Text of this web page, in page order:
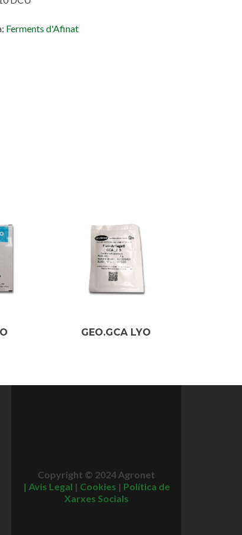
Ferments d'Afinat
GEO.GCA LYO
Copyright © 2024 Agronet
| Avis Legal | Cookies | Política de
Xarxes Socials